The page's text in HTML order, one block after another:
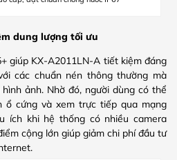
dung lượng tối ưu
giúp KX-A2011LN-A tiết kiệm đáng
các chuẩn nén thông thường mà
ảnh. Nhờ đó, người dùng có thể
ổ cứng và xem trực tiếp qua mạng
ích khi hệ thống có nhiều camera
cộng lớn giúp giảm chi phí đầu tư